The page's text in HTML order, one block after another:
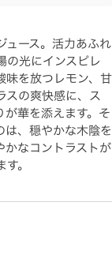
ュース。活力あふれ
の光にインスピレ
味を放つレモン、甘
スの爽快感に、ス
が華を添えます。そ
は、穏やかな木陰を
かなコントラストが
。